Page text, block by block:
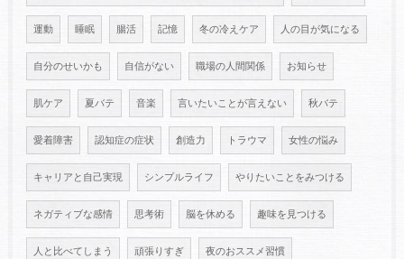
運動 睡眠 腸活 記憶 冬の冷えケア 人の目が気になる
自分のせいかも 自信がない 職場の人間関係 お知らせ
肌ケア 夏バテ 音楽 言いたいことが言えない 秋バテ
愛着障害 認知症の症状 創造力 トラウマ 女性の悩み
キャリアと自己実現 シンプルライフ やりたいことをみつける
ネガティブな感情 思考術 脳を休める 趣味を見つける
人と比べてしまう 頑張りすぎ 夜のおススメ習慣